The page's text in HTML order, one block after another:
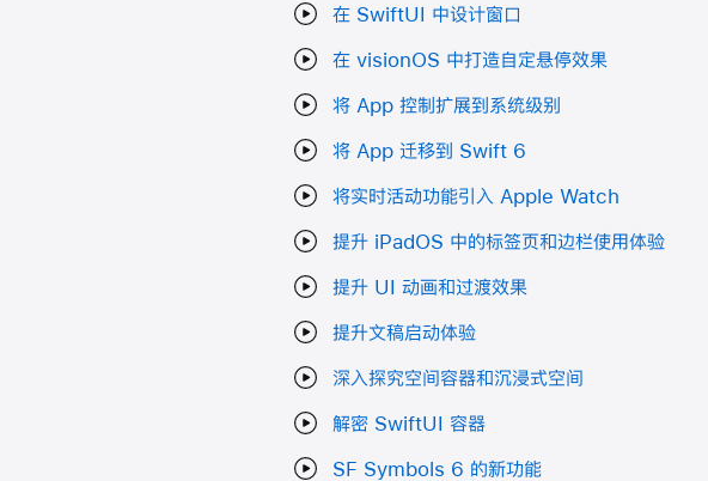
在 SwiftUI 中设计窗口
在 visionOS 中打造自定悬停效果
将 App 控制扩展到系统级别
将 App 迁移到 Swift 6
将实时活动功能引入 Apple Watch
提升 iPadOS 中的标签页和边栏使用体验
提升 UI 动画和过渡效果
提升文稿启动体验
深入探究空间容器和沉浸式空间
解密 SwiftUI 容器
SF Symbols 6 的新功能